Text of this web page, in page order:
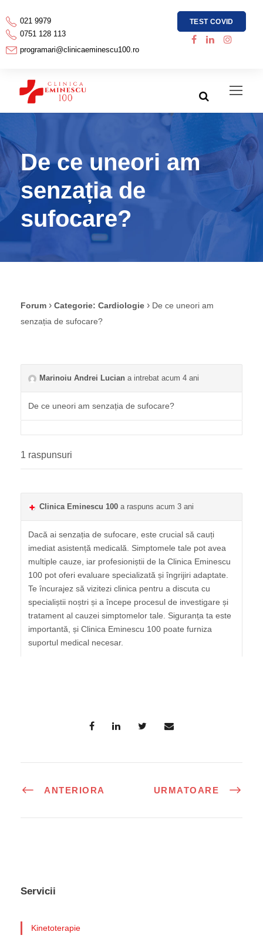
021 9979
0751 128 113
programari@clinicaeminescu100.ro
TEST COVID
De ce uneori am
senzația de
sufocare?
Forum › Categorie: Cardiologie › De ce uneori am
senzația de sufocare?
Marinoiu Andrei Lucian a intrebat acum 4 ani
De ce uneori am senzația de sufocare?
1 raspunsuri
Clinica Eminescu 100 a raspuns acum 3 ani
Dacă ai senzația de sufocare, este crucial să cauți
imediat asistență medicală. Simptomele tale pot avea
multiple cauze, iar profesioniștii de la Clinica Eminescu
100 pot oferi evaluare specializată și îngrijiri adaptate.
Te încurajez să vizitezi clinica pentru a discuta cu
specialiștii noștri și a începe procesul de investigare și
tratament al cauzei simptomelor tale. Siguranța ta este
importantă, și Clinica Eminescu 100 poate furniza
suportul medical necesar.
ANTERIORA URMATOARE
Servicii
Kinetoterapie